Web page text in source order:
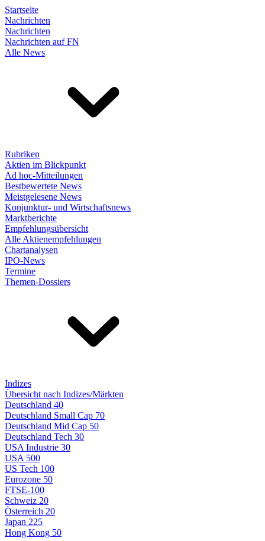
Startseite
Nachrichten
Nachrichten
Nachrichten auf FN
Alle News
Rubriken
Aktien im Blickpunkt
Ad hoc-Mitteilungen
Bestbewertete News
Meistgelesene News
Konjunktur- und Wirtschaftsnews
Marktberichte
Empfehlungsübersicht
Alle Aktienempfehlungen
Chartanalysen
IPO-News
Termine
Themen-Dossiers
Indizes
Übersicht nach Indizes/Märkten
Deutschland 40
Deutschland Small Cap 70
Deutschland Mid Cap 50
Deutschland Tech 30
USA Industrie 30
USA 500
US Tech 100
Eurozone 50
FTSE-100
Schweiz 20
Österreich 20
Japan 225
Hong Kong 50